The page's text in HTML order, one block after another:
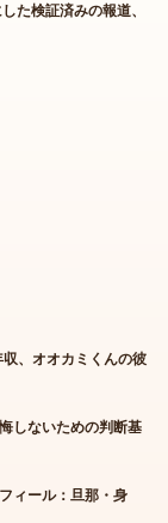
た検証済みの報道、
、オオカミくんの彼
しないための判断基
ィール：旦那・身